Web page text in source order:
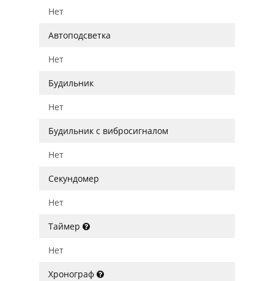
Нет
Автоподсветка
Нет
Будильник
Нет
Будильник с вибросигналом
Нет
Секундомер
Нет
Таймер
Нет
Хронограф